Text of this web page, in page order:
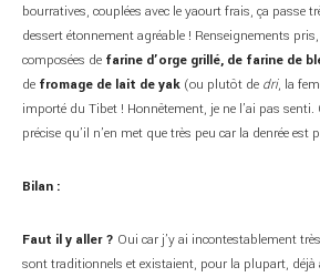
bourratives, couplées avec le yaourt frais, ça passe
dessert étonnement agréable ! Renseignements
composées de farine d’orge grillé, de farine de
de fromage de lait de yak (ou plutôt de dri, la
importé du Tibet ! Honnêtement, je ne l’ai pas
précise qu’il n’en met que très peu car la denrée est
Bilan :
Faut il y aller ? Oui car j’y ai incontestablement
sont traditionnels et existaient, pour la plupart, déjà